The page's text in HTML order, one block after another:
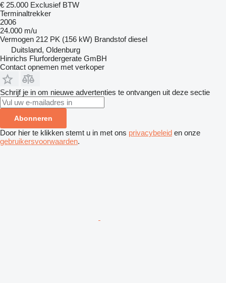
€ 25.000 Exclusief BTW
Terminaltrekker
2006
24.000 m/u
Vermogen 212 PK (156 kW) Brandstof diesel
Duitsland, Oldenburg
Hinrichs Flurfordergerate GmBH
Contact opnemen met verkoper
Schrijf je in om nieuwe advertenties te ontvangen uit deze sectie
Abonneren
Door hier te klikken stemt u in met ons privacybeleid en onze
gebruikersvoorwaarden.